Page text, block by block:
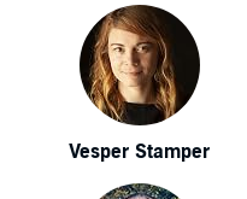
Vesper Stamper